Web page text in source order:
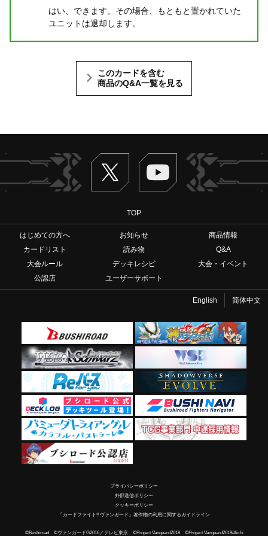
はい、できます。その場合、もともと置かれていた
ユニットは退却します。
このカードを含む
商品のQ&A一覧を見る
Twitter ヴァンガードch
TOP
はじめての方へ お知らせ
商品情報
カードリスト
読み物
Q&A
大会ルール
デッキレシピ
大会・イベント
公認店
ユーザーサポート
English 简体中文
プライバシーポリシー
外部送信ポリシー
クッキーポリシー
「カードファイト!! ヴァンガード」著作物の利用に関するガイドライン
©Bushiroad ©ヴァンガードG2016／テレビ東京 ©Project Vanguard2018 ©Project Vanguard2019/Aichi